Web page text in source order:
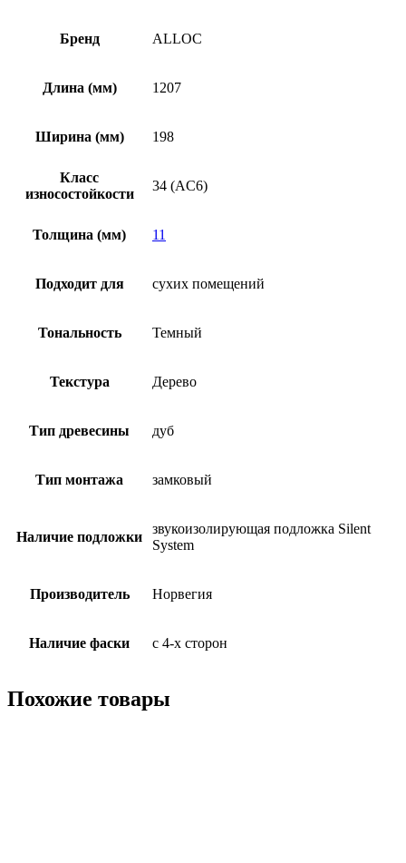
Бренд ALLOC
Длина (мм) 1207
Ширина (мм) 198
Класс
износостойкости
34 (AC6)
Толщина (мм) 11
Подходит для cухих помещений
Тональность Темный
Текстура Дерево
Тип древесины дуб
Тип монтажа замковый
Наличие подложки
звукоизолирующая подложка Silent
System
Производитель Норвегия
Наличие фаски с 4-х сторон
Похожие товары